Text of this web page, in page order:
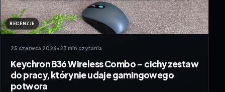
RECENZJE
25 czerwca 2026•23 min czytania
Keychron B36 Wireless Combo – cichy zestaw
do pracy, który nie udaje gamingowego
potwora